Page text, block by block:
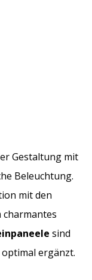
Gestaltung mit
Beleuchtung.
mit den
charmantes
sind
ergänzt.